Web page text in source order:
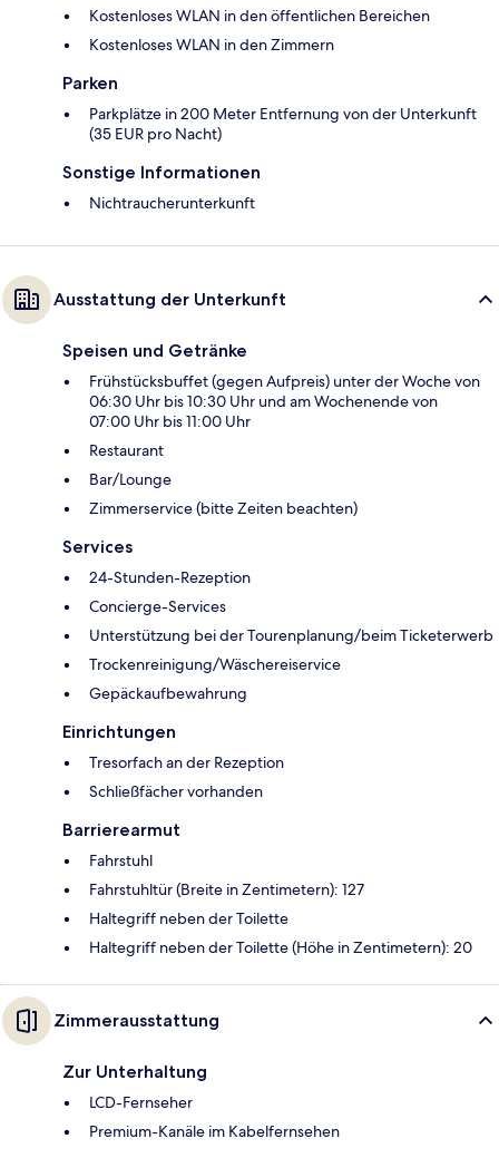
Kostenloses WLAN in den öffentlichen Bereichen
Kostenloses WLAN in den Zimmern
Parken
Parkplätze in 200 Meter Entfernung von der Unterkunft
(35 EUR pro Nacht)
Sonstige Informationen
Nichtraucherunterkunft
Ausstattung der Unterkunft
Speisen und Getränke
Frühstücksbuffet (gegen Aufpreis) unter der Woche von
06:30 Uhr bis 10:30 Uhr und am Wochenende von
07:00 Uhr bis 11:00 Uhr
Restaurant
Bar/Lounge
Zimmerservice (bitte Zeiten beachten)
Services
24-Stunden-Rezeption
Concierge-Services
Unterstützung bei der Tourenplanung/beim Ticketerwerb
Trockenreinigung/Wäschereiservice
Gepäckaufbewahrung
Einrichtungen
Tresorfach an der Rezeption
Schließfächer vorhanden
Barrierearmut
Fahrstuhl
Fahrstuhltür (Breite in Zentimetern): 127
Haltegriff neben der Toilette
Haltegriff neben der Toilette (Höhe in Zentimetern): 20
Zimmerausstattung
Zur Unterhaltung
LCD-Fernseher
Premium-Kanäle im Kabelfernsehen